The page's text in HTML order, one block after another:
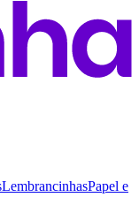
LembrancinhasPapel e